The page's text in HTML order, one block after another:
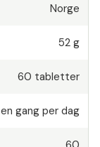
Norge
52 g
60 tabletter
en gang per dag